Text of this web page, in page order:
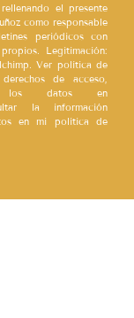
el presente
como responsable
periódicos con
Legitimación:
Ver política de
de acceso,
los datos en
la información
en mi política de